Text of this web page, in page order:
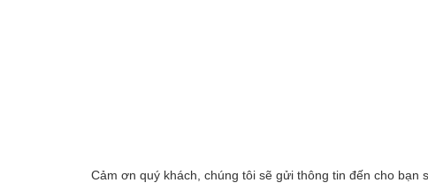
Cảm ơn quý khách, chúng tôi sẽ gửi thông tin đến cho